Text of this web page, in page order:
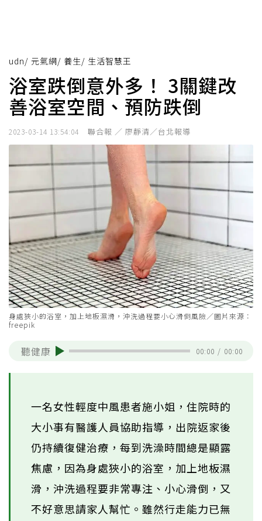
udn/ 元氣網/ 養生/ 生活智慧王
浴室跌倒意外多！ 3關鍵改
善浴室空間、預防跌倒
2023-03-14 13:54:04 聯合報 ／ 廖靜清／台北報導
身處狹小的浴室，加上地板濕滑，沖洗過程要小心滑倒風險／圖片來源：
freepik
聽健康 00:00 / 00:00
一名女性輕度中風患者施小姐，住院時的
大小事有醫護人員協助指導，出院返家後
仍持續復健治療，每到洗澡時間總是顯露
焦慮，因為身處狹小的浴室，加上地板濕
滑，沖洗過程要非常專注、小心滑倒，又
不好意思請家人幫忙。雖然行走能力已無